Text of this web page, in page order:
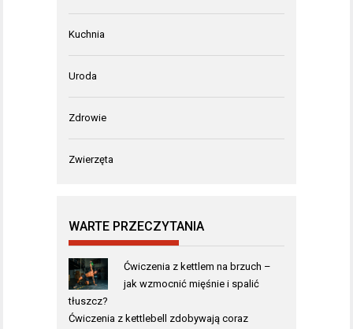
Kuchnia
Uroda
Zdrowie
Zwierzęta
WARTE PRZECZYTANIA
Ćwiczenia z kettlem na brzuch –
jak wzmocnić mięśnie i spalić
tłuszcz?
Ćwiczenia z kettlebell zdobywają coraz